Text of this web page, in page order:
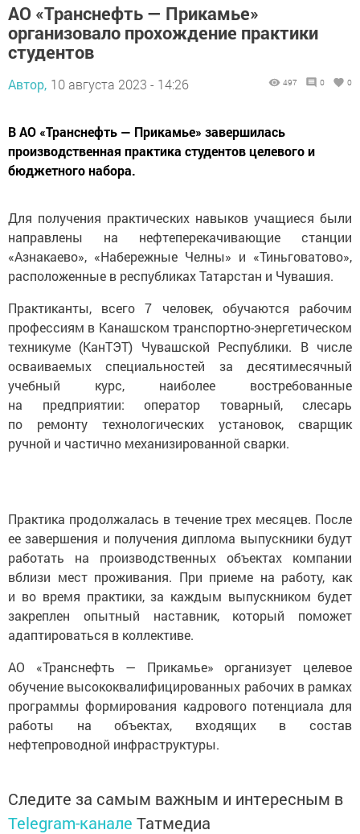
АО «Транснефть — Прикамье»
организовало прохождение практики
студентов
Автор, 10 августа 2023 - 14:26 497 0 0
В АО «Транснефть — Прикамье» завершилась
производственная практика студентов целевого и
бюджетного набора.
Для получения практических навыков учащиеся были
направлены на нефтеперекачивающие станции
«Азнакаево», «Набережные Челны» и «Тиньговатово»,
расположенные в республиках Татарстан и Чувашия.
Практиканты, всего 7 человек, обучаются рабочим
профессиям в Канашском транспортно-энергетическом
техникуме (КанТЭТ) Чувашской Республики. В числе
осваиваемых специальностей за десятимесячный
учебный курс, наиболее востребованные
на предприятии: оператор товарный, слесарь
по ремонту технологических установок, сварщик
ручной и частично механизированной сварки.
Практика продолжалась в течение трех месяцев. После
ее завершения и получения диплома выпускники будут
работать на производственных объектах компании
вблизи мест проживания. При приеме на работу, как
и во время практики, за каждым выпускником будет
закреплен опытный наставник, который поможет
адаптироваться в коллективе.
АО «Транснефть — Прикамье» организует целевое
обучение высококвалифицированных рабочих в рамках
программы формирования кадрового потенциала для
работы на объектах, входящих в состав
нефтепроводной инфраструктуры.
Следите за самым важным и интересным в
Telegram-канале Татмедиа